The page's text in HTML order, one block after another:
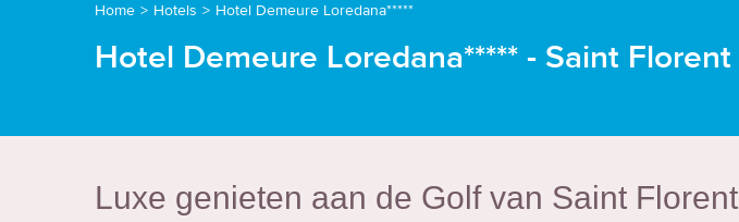
Home > Hotels > Hotel Demeure Loredana*****
Hotel Demeure Loredana***** - Saint Florent
Luxe genieten aan de Golf van Saint Florent